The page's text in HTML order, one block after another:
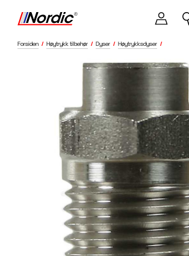
Forsiden / Høytrykk tilbehør / Dyser / Høytrykksdyser /